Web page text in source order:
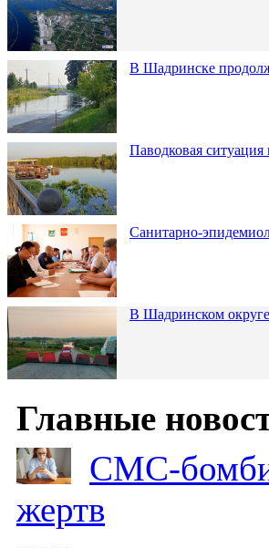
В Шадринске
Паводковая
Санитарно-
В Шадринском
Главные
СМС-
жертв